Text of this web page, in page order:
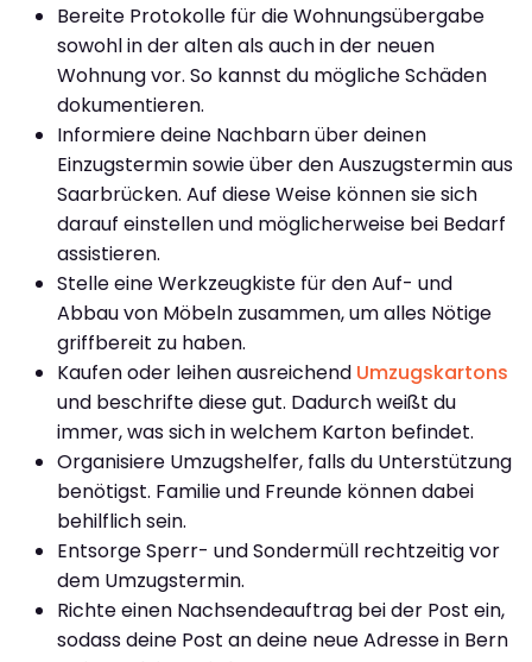
Bereite Protokolle für die Wohnungsübergabe
sowohl in der alten als auch in der neuen
Wohnung vor. So kannst du mögliche Schäden
dokumentieren.
Informiere deine Nachbarn über deinen
Einzugstermin sowie über den Auszugstermin aus
Saarbrücken. Auf diese Weise können sie sich
darauf einstellen und möglicherweise bei Bedarf
assistieren.
Stelle eine Werkzeugkiste für den Auf- und
Abbau von Möbeln zusammen, um alles Nötige
griffbereit zu haben.
Kaufen oder leihen ausreichend Umzugskartons
und beschrifte diese gut. Dadurch weißt du
immer, was sich in welchem Karton befindet.
Organisiere Umzugshelfer, falls du Unterstützung
benötigst. Familie und Freunde können dabei
behilflich sein.
Entsorge Sperr- und Sondermüll rechtzeitig vor
dem Umzugstermin.
Richte einen Nachsendeauftrag bei der Post ein,
sodass deine Post an deine neue Adresse in Bern